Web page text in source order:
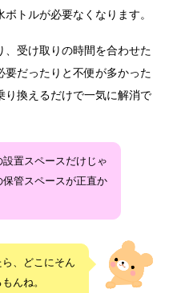
トルが必要なくなります。
受け取りの時間を合わせた
要だったりと不便が多かった
り換えるだけで一気に解消で
置スペースだけじゃ
管スペースが正直か
、どこにそん
んね。